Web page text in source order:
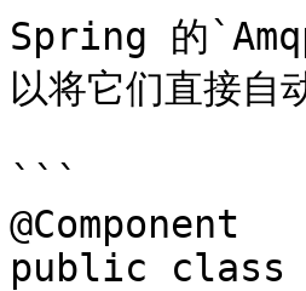
Spring 的
以将它们直接
```
@Component
public class